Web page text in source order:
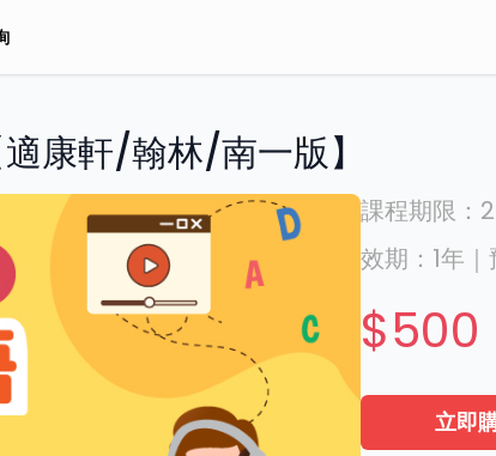
康軒/翰林/南一版】
課程期限：
效期： 1年 ｜
$500
立即